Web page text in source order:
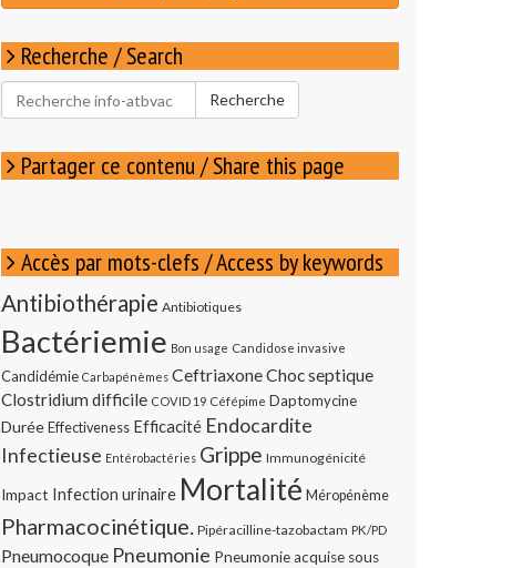
Recherche / Search
Rechercher
pour
Recherche
Partager ce contenu / Share this page
Accès par mots-clefs / Access by keywords
Antibiothérapie Antibiotiques
Bactériemie Bon usage Candidose invasive
Candidémie Carbapénèmes CeftriaxoneChoc septique
Clostridium difficile COVID 19 Céfépime Daptomycine
Durée Effectiveness Efficacité Endocardite
Infectieuse Entérobactéries Grippe Immunogénicité
Impact Infection urinaire Mortalité Méropénème
Pharmacocinétique. Pipéracilline-tazobactam PK/PD
Pneumocoque Pneumonie Pneumonie acquise sous